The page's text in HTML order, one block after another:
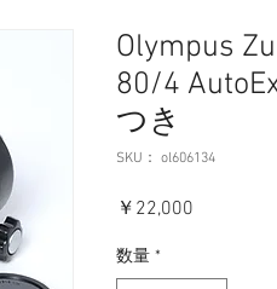
Olympus
80/4
つき
SKU： ol606134
￥22,000
数量 *